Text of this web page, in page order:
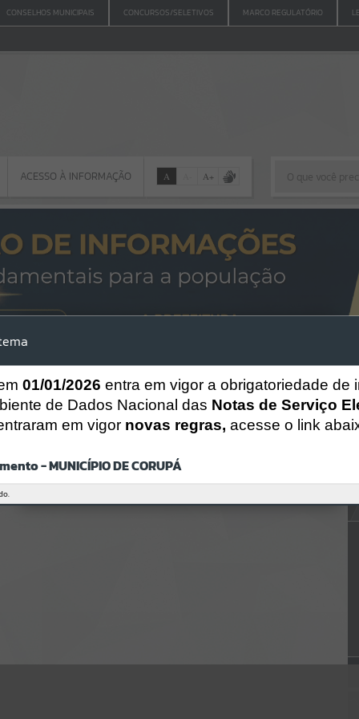
CONSELHOS MUNICIPAIS CONCURSOS/SELETIVOS MARCO REGULATÓRIO
Por favor, aguarde...
ACESSO À INFORMAÇÃO A A+
01/01/2026 entra em vigor a obrigatoriedade de
de Dados Nacional das Notas de Serviço
em vigor novas regras, acesse o link
- MUNICÍPIO DE CORUPÁ
Gerenciamento do Sistema
CÓDIGO DA MENSAGEM: EST-000040
Ocorreu um erro de script:
Uncaught SyntaxError: Unexpected token '('
https://corupa.atende.net/cidadao/pagina/static/bundle/wpo_index_
2_base_l2_portal_editores_sync_dd63a725aa1a3e42e62571aa199b67e
Verificar Mais Detalhes